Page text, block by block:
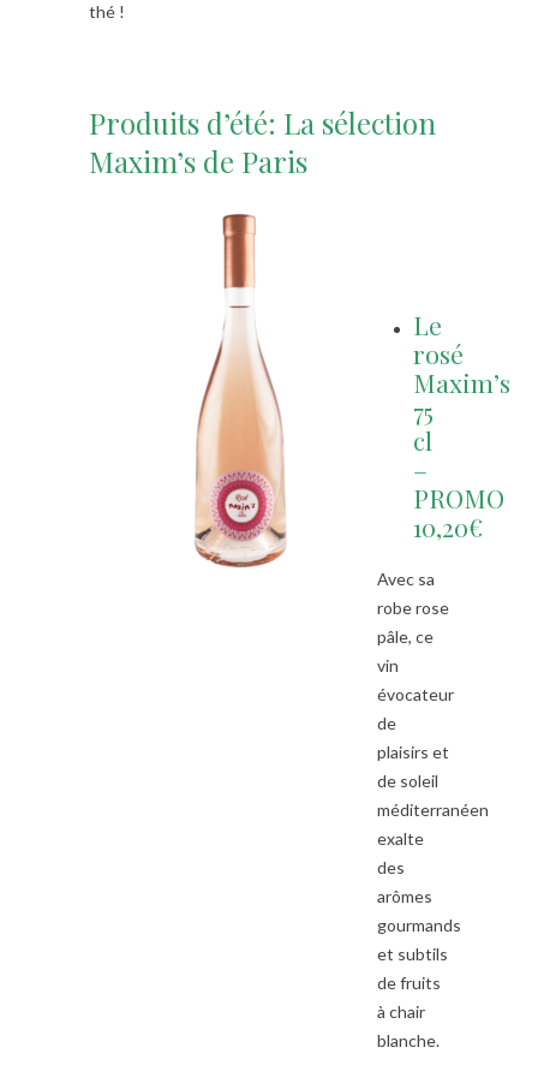
thé !
Produits d’été: La sélection
Maxim’s de Paris
Le
rosé
Maxim’s
75
cl
–
PROMO
10,20€
Avec sa
robe rose
pâle, ce
vin
évocateur
de
plaisirs et
de soleil
méditerranéen
exalte
des
arômes
gourmands
et subtils
de fruits
à chair
blanche.